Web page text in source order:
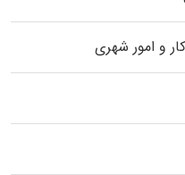
و امور شهری